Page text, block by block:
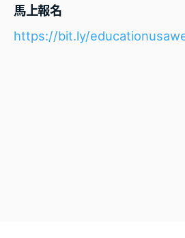
馬上報名
https://bit.ly/